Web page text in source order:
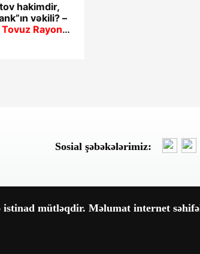
hakimdir,
vəkili? –
Tovuz Rayon
Qubada tikinti
qoymur –
Dünən, 13:02
Sosial şəbəkələrimiz:
mütləqdir. Məlumat internet